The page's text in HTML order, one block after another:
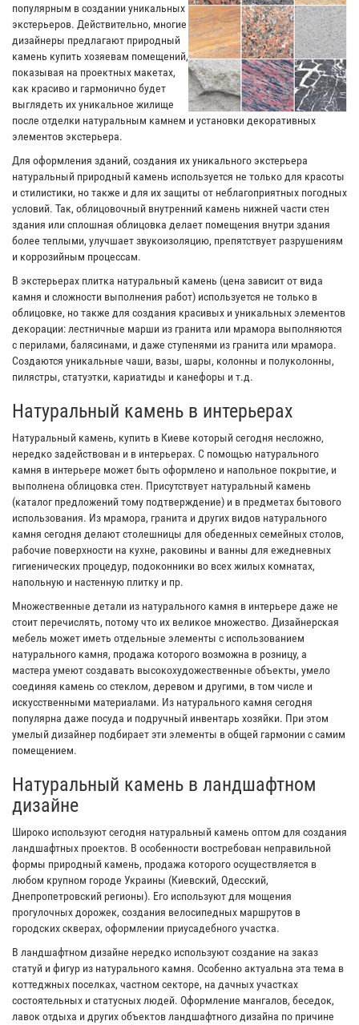
популярным в создании уникальных
экстерьеров. Действительно, многие
дизайнеры предлагают природный
камень купить хозяевам помещений,
показывая на проектных макетах,
как красиво и гармонично будет
выглядеть их уникальное жилище
после отделки натуральным камнем и установки декоративных
элементов экстерьера.
Для оформления зданий, создания их уникального экстерьера
натуральный природный камень используется не только для красоты
и стилистики, но также и для их защиты от неблагоприятных погодных
условий. Так, облицовочный внутренний камень нижней части стен
здания или сплошная облицовка делает помещения внутри здания
более теплыми, улучшает звукоизоляцию, препятствует разрушениям
и коррозийным процессам.
В экстерьерах плитка натуральный камень (цена зависит от вида
камня и сложности выполнения работ) используется не только в
облицовке, но также для создания красивых и уникальных элементов
декорации: лестничные марши из гранита или мрамора выполняются
с перилами, балясинами, и даже ступенями из гранита или мрамора.
Создаются уникальные чаши, вазы, шары, колонны и полуколонны,
пилястры, статуэтки, кариатиды и канефоры и т.д.
Натуральный камень в интерьерах
Натуральный камень, купить в Киеве который сегодня несложно,
нередко задействован и в интерьерах. С помощью натурального
камня в интерьере может быть оформлено и напольное покрытие, и
выполнена облицовка стен. Присутствует натуральный камень
(каталог предложений тому подтверждение) и в предметах бытового
использования. Из мрамора, гранита и других видов натурального
камня сегодня делают столешницы для обеденных семейных столов,
рабочие поверхности на кухне, раковины и ванны для ежедневных
гигиенических процедур, подоконники во всех жилых комнатах,
напольную и настенную плитку и пр.
Множественные детали из натурального камня в интерьере даже не
стоит перечислять, потому что их великое множество. Дизайнерская
мебель может иметь отдельные элементы с использованием
натурального камня, продажа которого возможна в розницу, а
мастера умеют создавать высокохудожественные объекты, умело
соединяя камень со стеклом, деревом и другими, в том числе и
искусственными материалами. Из натурального камня сегодня
популярна даже посуда и подручный инвентарь хозяйки. При этом
умелый дизайнер подбирает эти элементы в общей гармонии с самим
помещением.
Натуральный камень в ландшафтном
дизайне
Широко используют сегодня натуральный камень оптом для создания
ландшафтных проектов. В особенности востребован неправильной
формы природный камень, продажа которого осуществляется в
любом крупном городе Украины (Киевский, Одесский,
Днепропетровский регионы). Его используют для мощения
прогулочных дорожек, создания велосипедных маршрутов в
городских скверах, оформлении приусадебного участка.
В ландшафтном дизайне нередко используют создание на заказ
статуй и фигур из натурального камня. Особенно актуальна эта тема в
коттеджных поселках, частном секторе, на дачных участках
состоятельных и статусных людей. Оформление мангалов, беседок,
лавок отдыха и других объектов ландшафтного дизайна по причине